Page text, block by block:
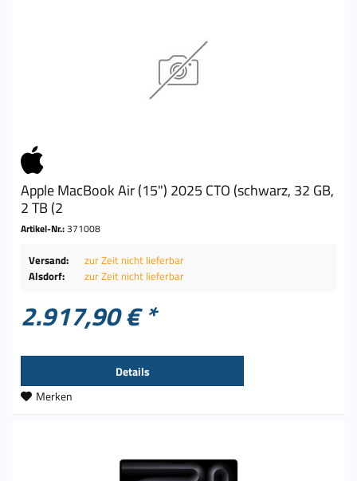
Apple MacBook Air (15") 2025 CTO (schwarz, 32 GB,
2 TB (2
Artikel-Nr.:371008
Versand:
zur Zeit nicht lieferbar
Alsdorf:
zur Zeit nicht lieferbar
2.917,90 € *
Details
Merken